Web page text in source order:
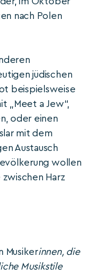
nach Polen
jüdischen
beispielsweise
„Meet a Jew“,
oder einen
mit dem
Austausch
wollen
Harz
Musikerinnen, die
Musikstile